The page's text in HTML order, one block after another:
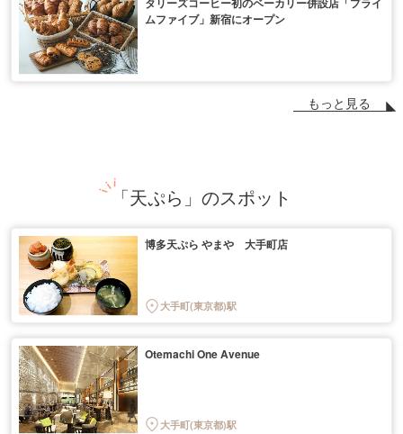
ムファイブ」新宿にオープン
もっと見る
「天ぷら」のスポット
博多天ぷら やまや 大手町店
大手町(東京都)駅
Otemachi One Avenue
大手町(東京都)駅